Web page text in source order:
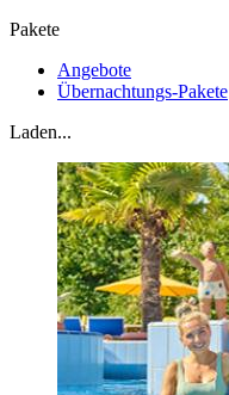
Pakete
Angebote
Übernachtungs-Pakete
Laden...